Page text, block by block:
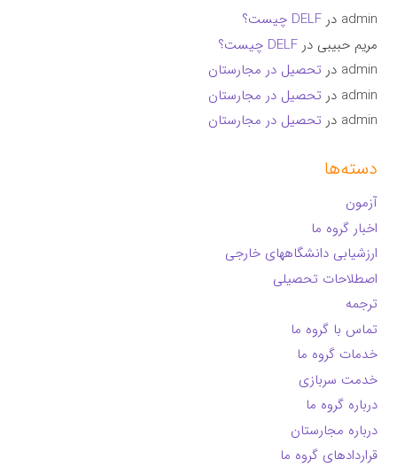
admin درDELF چیست؟
مریم حبیبی درDELF چیست؟
admin در تحصیل در مجارستان
admin در تحصیل در مجارستان
admin در تحصیل در مجارستان
دسته‌ها
آزمون
اخبار گروه ما
ارزشیابی دانشگاههای خارجی
اصطلاحات تحصیلی
ترجمه
تماس با گروه ما
خدمات گروه ما
خدمت سربازی
درباره گروه ما
درباره مجارستان
قراردادهای گروه ما